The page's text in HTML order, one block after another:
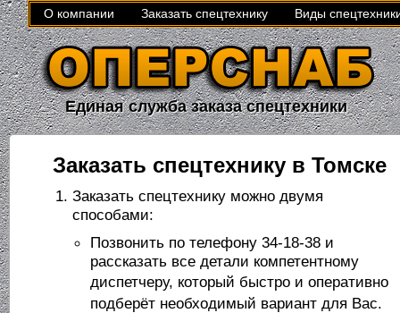
О компании Заказать спецтехнику Виды
Единая служба заказа спецтехники
Заказать спецтехнику в Томске
Заказать спецтехнику можно двумя
способами:
Позвонить по телефону 34-18-38 и
рассказать все детали компетентному
диспетчеру, который быстро и оперативно
подберёт необходимый вариант для Вас.